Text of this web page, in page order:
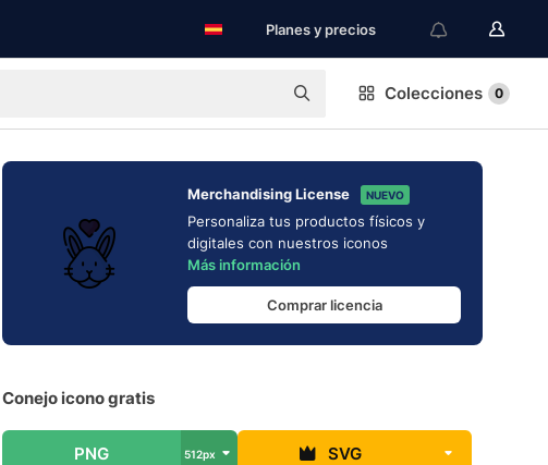
Planes y precios
Colecciones 0
Merchandising License NUEVO
Personaliza tus productos físicos y
digitales con nuestros iconos
Más información
Comprar licencia
Conejo icono gratis
PNG 512px SVG